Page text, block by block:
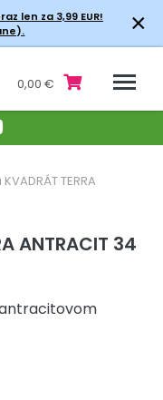
len za 3,99 EUR!
×
0,00 €
TERRA
ANTRACIT 34